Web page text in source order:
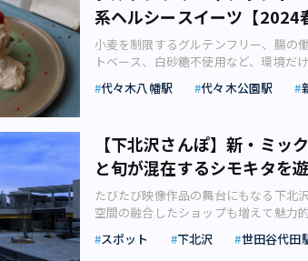
系ヘルシースイーツ【2024
小麦を制限するグルテンフリー、腸の
トベース、白砂糖不使用など、環境だ
化系ヘルシースイーツ」をご紹介しま
きとともに広がってきたプラントベー
し人気を博しています。 今回は、く
ンフリーの桜パンケーキなど、春を感
健康やサステナブルだけではなく、純
スイーツを味わってみませんか？ 【代
満たされるプラントベーススイーツ
代々木公園のアートレストラン「
代々木八幡駅 代々木公園駅
【下北沢さんぽ】新・ミッ
と旬が混在するシモキタを
たびたび映像作品の舞台にもなる下北
空間の融合したショップも増えて魅力
紹介します。ディープ×旬なシモキタ
スポット 下北沢 世田谷代田